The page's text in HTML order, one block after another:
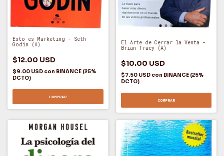
Esto es Marketing - Seth
Godin (A)
$12.00 USD
$9.00 USD con BINANCE (25%
DCTO)
COMPRAR
El Arte de Cerrar la Venta -
Brian Tracy (A)
$10.00 USD
$7.50 USD con BINANCE (25%
DCTO)
COMPRAR